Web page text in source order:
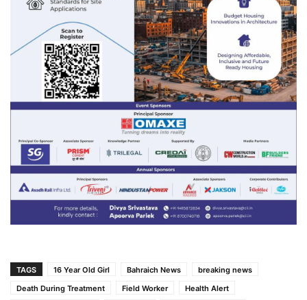
TAGS 16 Year Old Girl Bahraich News
breaking news
Death During Treatment
Field Worker
Health Alert